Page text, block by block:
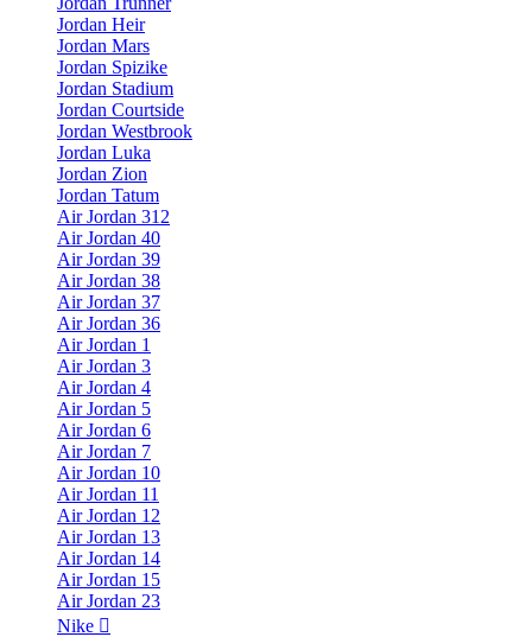
Jordan Heir
Jordan Mars
Jordan Spizike
Jordan Stadium
Jordan Courtside
Jordan Westbrook
Jordan Luka
Jordan Zion
Jordan Tatum
Air Jordan 312
Air Jordan 40
Air Jordan 39
Air Jordan 38
Air Jordan 37
Air Jordan 36
Air Jordan 1
Air Jordan 3
Air Jordan 4
Air Jordan 5
Air Jordan 6
Air Jordan 7
Air Jordan 10
Air Jordan 11
Air Jordan 12
Air Jordan 13
Air Jordan 14
Air Jordan 15
Air Jordan 23
Nike